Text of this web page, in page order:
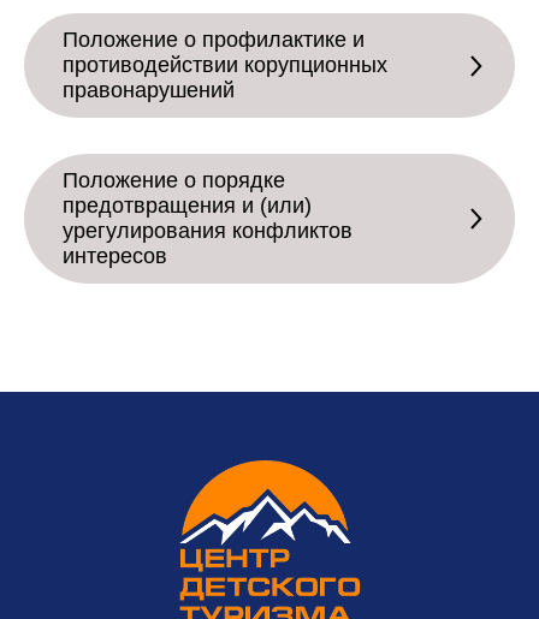
Положение о профилактике и
противодействии корупционных
правонарушений
Положение о порядке
предотвращения и (или)
урегулирования конфликтов
интересов